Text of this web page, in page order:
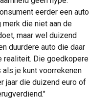
eerder een auto
die niet aan de
maar wel duizend
duurdere auto die daar
realiteit. Die goedkopere
je kunt voorrekenen
jaar die duizend euro of